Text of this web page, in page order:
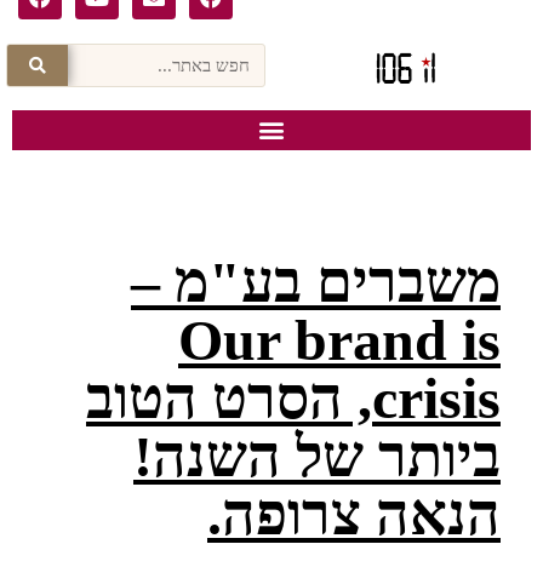
משברים בע"מ –
Our brand is
crisis, הסרט הטוב
ביותר של השנה!
הנאה צרופה.